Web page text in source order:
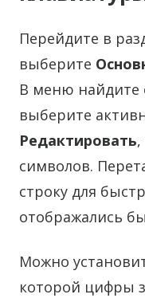
Перейдите в
выберите
В меню
выберите
Редактировать
символов.
строку для
отображались
Можно
которой цифры